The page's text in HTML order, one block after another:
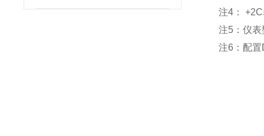
注4：
注5：仪
注6：配